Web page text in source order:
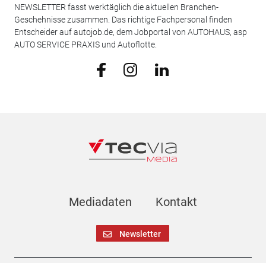
NEWSLETTER fasst werktäglich die aktuellen Branchen-
Geschehnisse zusammen. Das richtige Fachpersonal finden
Entscheider auf autojob.de, dem Jobportal von AUTOHAUS, asp
AUTO SERVICE PRAXIS und Autoflotte.
Mediadaten Kontakt
Newsletter